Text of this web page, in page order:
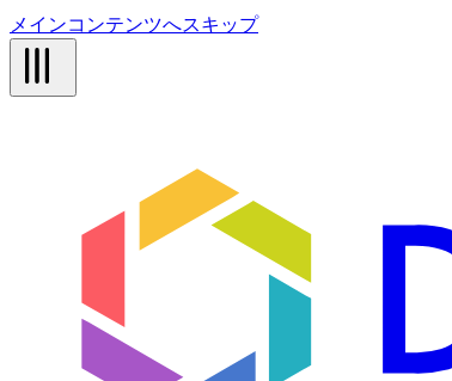
メインコンテンツへスキップ